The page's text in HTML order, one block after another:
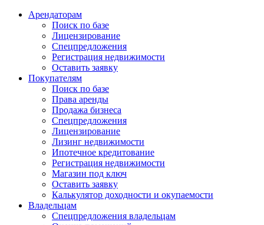
Арендаторам
Поиск по базе
Лицензирование
Спецпредложения
Регистрация недвижимости
Оставить заявку
Покупателям
Поиск по базе
Права аренды
Продажа бизнеса
Спецпредложения
Лицензирование
Лизинг недвижимости
Ипотечное кредитование
Регистрация недвижимости
Магазин под ключ
Оставить заявку
Калькулятор доходности и окупаемости
Владельцам
Спецпредложения владельцам